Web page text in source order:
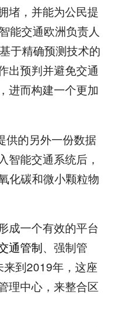
堵，并能为公民提
能交通欧洲负责人
于精确预测技术的
出预判并避免交通
进而构建一个更加
的另外一份数据
智能交通系统后，
化碳和微小颗粒物
一个有效的平台
通管制、强制管
到2019年，这座
理中心，来整合区